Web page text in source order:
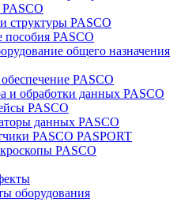
PASCO
структуры PASCO
пособия PASCO
общего назначения
PASCO
и обработки данных PASCO
PASCO
данных PASCO
PASCO PASPORT
PASCO
оборудования